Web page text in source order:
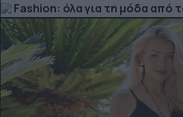
Fashion: όλα για τη μόδα από